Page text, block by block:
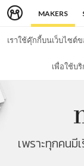
MAKERS
เราใช้คุ๊กกี้บนเว็บไซต์
เพื่อใช้บ
เพราะทุกคนมี